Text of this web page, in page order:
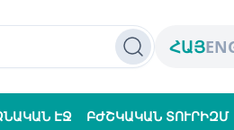
ՀԱՅ
ԷՋ ԲԺՇԿԱԿԱՆ ՏՈՒՐԻԶՄ